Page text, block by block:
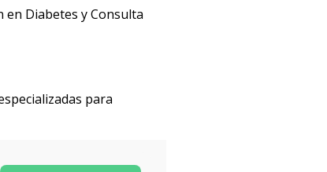
Diabetes y Consulta
para